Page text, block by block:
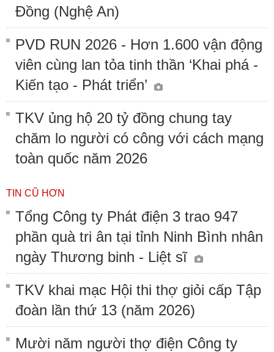
Đồng (Nghệ An)
PVD RUN 2026 - Hơn 1.600 vận động
viên cùng lan tỏa tinh thần ‘Khai phá -
Kiến tạo - Phát triển’
TKV ủng hộ 20 tỷ đồng chung tay
chăm lo người có công với cách mạng
toàn quốc năm 2026
TIN CŨ HƠN
Tổng Công ty Phát điện 3 trao 947
phần quà tri ân tại tỉnh Ninh Bình nhân
ngày Thương binh - Liệt sĩ
TKV khai mạc Hội thi thợ giỏi cấp Tập
đoàn lần thứ 13 (năm 2026)
Mười năm người thợ điện Công ty